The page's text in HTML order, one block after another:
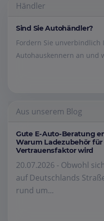
Händler
Sind Sie Autohändler?
Fordern Sie
Autohauskennern an und
Aus unserem Blog
Gute E-Auto-Beratung
Warum Ladezubehör
Vertrauensfaktor wird
20.07.2026 - Obwohl
auf Deutschlands
rund um...